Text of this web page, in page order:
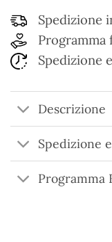
Spedizione
Programma
Spedizione
Descrizione
Spedizione
Programma